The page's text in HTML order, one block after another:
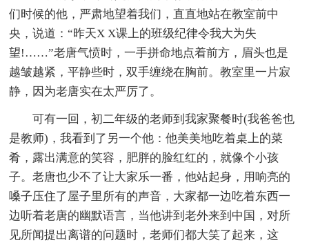
们时候的他，严肃地望着我们，直直地站在教室前中
央，说道：“昨天X X课上的班级纪律令我大为失
望!……”老唐气愤时，一手拼命地点着前方，眉头也是
越皱越紧，平静些时，双手缠绕在胸前。教室里一片寂
静，因为老唐实在太严厉了。
可有一回，初二年级的老师到我家聚餐时(我爸爸也
是教师)，我看到了另一个他：他美美地吃着桌上的菜
肴，露出满意的笑容，肥胖的脸红红的，就像个小孩
子。老唐也少不了让大家乐一番，他站起身，用响亮的
嗓子压住了屋子里所有的声音，大家都一边吃着东西一
边听着老唐的幽默语言，当他讲到老外来到中国，对所
见所闻提出离谱的问题时，老师们都大笑了起来，这